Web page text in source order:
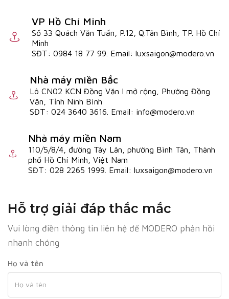
VP Hồ Chí Minh
Số 33 Quách Văn Tuấn, P.12, Q.Tân Bình, TP. Hồ Chí
Minh
SĐT: 0984 18 77 99. Email: luxsaigon@modero.vn
Nhà máy miền Bắc
Lô CN02 KCN Đồng Văn I mở rộng, Phường Đồng
Văn, Tỉnh Ninh Bình
SĐT: 024 3640 3616. Email: info@modero.vn
Nhà máy miền Nam
110/5/8/4, đường Tây Lân, phường Bình Tân, Thành
phố Hồ Chí Minh, Việt Nam
SĐT: 028 2265 1999. Email: luxsaigon@modero.vn
Hỗ trợ giải đáp thắc mắc
Vui lòng điền thông tin liên hệ để MODERO phản hồi
nhanh chóng
Họ và tên